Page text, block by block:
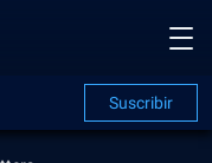
Suscribir